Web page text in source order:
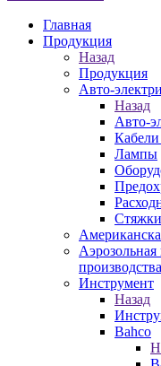
Главная
Продукция
Назад
Продукция
Авто-
Назад
Авто-
Лампы
производства
Инструмент
Назад
Bahco